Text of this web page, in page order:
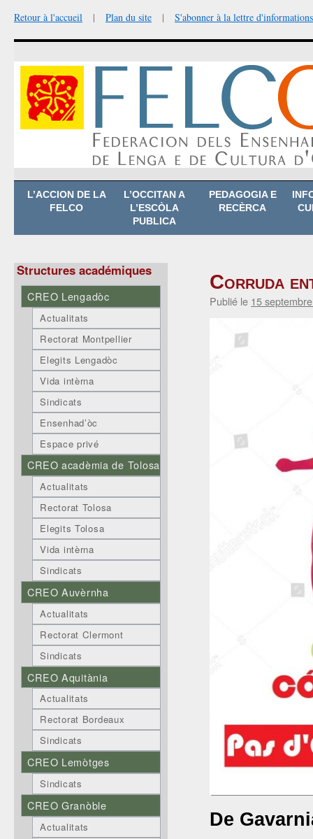
Retour à l'accueil | Plan du site | S'abonner à la lettre d'informations
AllerL’ACCION DE LA
FELCO
L’OCCITAN A
L’ESCÒLA
PUBLICA
PEDAGOGIA E
RECÈRCA
Corruda
Publié le 15
De
Structures académiques
CREO Lengadòc
Actualitats
Rectorat Montpellier
Elegits Lengadòc
Vida intèrna
Sindicats
Ensenhad’òc
Espace privé
CREO acadèmia de Tolosa
Actualitats
Rectorat Tolosa
Elegits Tolosa
Vida intèrna
Sindicats
CREO Auvèrnha
Actualitats
Rectorat Clermont
Sindicats
CREO Aquitània
Actualitats
Rectorat Bordeaux
Sindicats
CREO Lemòtges
Sindicats
CREO Granòble
Actualitats